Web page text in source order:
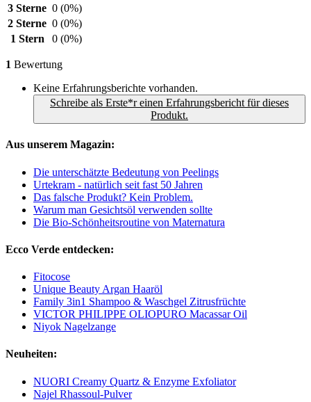
3 Sterne 0 (0%)
2 Sterne 0 (0%)
1 Stern
0 (0%)
1 Bewertung
Keine Erfahrungsberichte vorhanden.
Schreibe als Erste*r einen Erfahrungsbericht für dieses
Produkt.
Aus unserem Magazin:
Die unterschätzte Bedeutung von Peelings
Urtekram - natürlich seit fast 50 Jahren
Das falsche Produkt? Kein Problem.
Warum man Gesichtsöl verwenden sollte
Die Bio-Schönheitsroutine von Maternatura
Ecco Verde entdecken:
Fitocose
Unique Beauty Argan Haaröl
Family 3in1 Shampoo & Waschgel Zitrusfrüchte
VICTOR PHILIPPE OLIOPURO Macassar Oil
Niyok Nagelzange
Neuheiten:
NUORI Creamy Quartz & Enzyme Exfoliator
Najel Rhassoul-Pulver